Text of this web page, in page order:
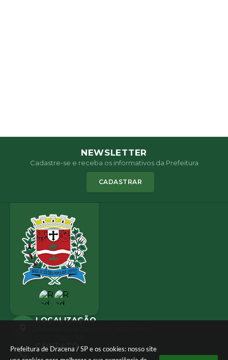
Prefeitura de Dracena / SP e os cookies: nosso site
NEWSLETTER
Cadastre-se e receba os informativos da Prefeitura
CADASTRAR
LOCALIZAÇÃO
CONTATO